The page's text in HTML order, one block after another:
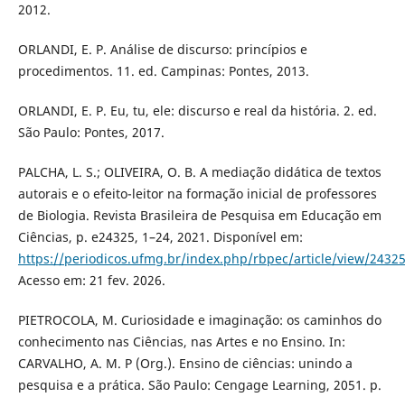
2012.
ORLANDI, E. P. Análise de discurso: princípios e
procedimentos. 11. ed. Campinas: Pontes, 2013.
ORLANDI, E. P. Eu, tu, ele: discurso e real da história. 2. ed.
São Paulo: Pontes, 2017.
PALCHA, L. S.; OLIVEIRA, O. B. A mediação didática de textos
autorais e o efeito-leitor na formação inicial de professores
de Biologia. Revista Brasileira de Pesquisa em Educação em
Ciências, p. e24325, 1–24, 2021. Disponível em:
https://periodicos.ufmg.br/index.php/rbpec/article/view/24325
Acesso em: 21 fev. 2026.
PIETROCOLA, M. Curiosidade e imaginação: os caminhos do
conhecimento nas Ciências, nas Artes e no Ensino. In:
CARVALHO, A. M. P (Org.). Ensino de ciências: unindo a
pesquisa e a prática. São Paulo: Cengage Learning, 2051. p.